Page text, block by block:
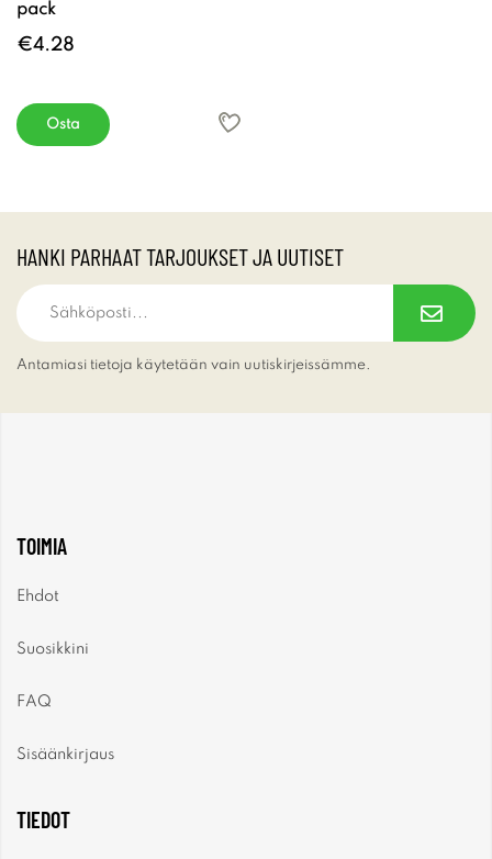
pack
€4.28
Osta
HANKI PARHAAT TARJOUKSET JA UUTISET
Antamiasi tietoja käytetään vain uutiskirjeissämme.
TOIMIA
Ehdot
Suosikkini
FAQ
Sisäänkirjaus
TIEDOT